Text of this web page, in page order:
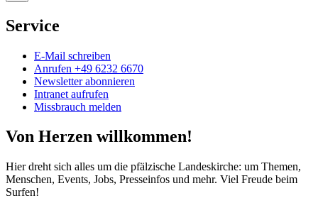
Service
E-Mail schreiben
Anrufen +49 6232 6670
Newsletter abonnieren
Intranet aufrufen
Missbrauch melden
Von Herzen willkommen!
Hier dreht sich alles um die pfälzische Landeskirche: um Themen,
Menschen, Events, Jobs, Presseinfos und mehr. Viel Freude beim
Surfen!